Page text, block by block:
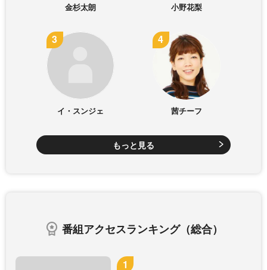
金杉太朗 小野花梨
イ・スンジェ 茜チーフ
もっと見る
番組アクセスランキング（総合）